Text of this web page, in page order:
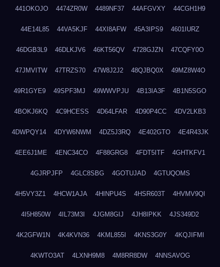
441OKOJO 4474ZR0W 4489NF37 44AFGVXY 44CGH1H9
44E14L85 44VA5KJF 44XI8AFW 45A3IPS9 4601IURZ
46DGB3L9 46DLKJV6 46KT56QV 4728GJZN 47CQFY0O
47JMVITW 47TRZS70 47W8J2J2 48QJBQ0X 49MZ8W4O
49R1GYE9 49SPF3MJ 49WWVPJU 4B13IA3F 4B1N5SGO
4BOKJ6KQ 4C9HCESS 4D64LFAR 4D90P4CC 4DV2LKB3
4DWPQY14 4DYW6NWM 4DZ5J3RQ 4E402GTO 4E4R43JK
4EE6J1ME 4ENC34CO 4F88GRG8 4FDT5ITF 4GHTKFV1
4GJRPJFP 4GLC8SBG 4GOTUJAD 4GTUQOMS
4H5VY3Z1 4HCW1AJA 4HINPU4S 4HSR603T 4HVMV9QI
4I5H850W 4IL73M3I 4JGM8GIJ 4JH8IPKK 4JS349D2
4K2GFW1N 4K4KVN36 4KML855I 4KNS3G0Y 4KQJIFMI
4KWTO3AT 4LXNH9M8 4M8RR8DW 4NNSAVOG